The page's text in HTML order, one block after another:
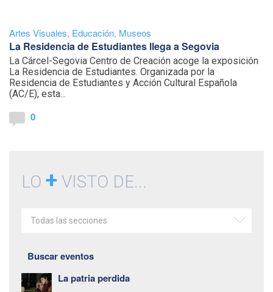
Artes Visuales, Educación, Museos
La Residencia de Estudiantes llega a Segovia
La Cárcel-Segovia Centro de Creación acoge la exposición
La Residencia de Estudiantes. Organizada por la
Residencia de Estudiantes y Acción Cultural Española
(AC/E), esta...
0
LO + VISTO DE...
Todas las secciones
Buscar eventos
La patria perdida